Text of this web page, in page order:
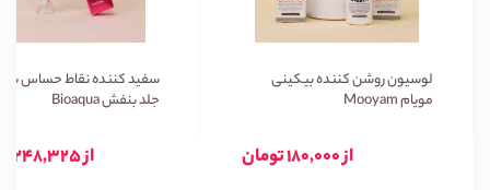
لوسیون روشن کننده بیکینی
مویام Mooyam
از 180,000 تومان
سفید کننده نقاط حساس
جلد بنفش Bioaqua
از 248,325 تومان